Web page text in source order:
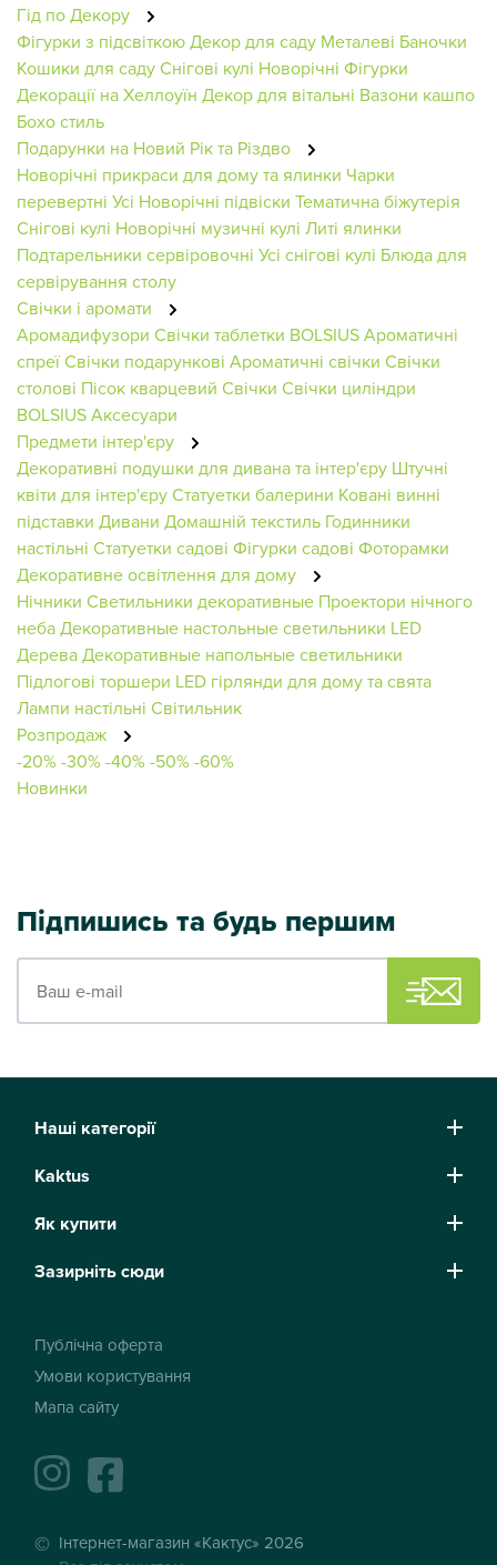
Гід по Декору
Фігурки з підсвіткоюДекор для саду Металеві Баночки
Кошики для садуСнігові кулі Новорічні Фігурки
Декорації на Хеллоуїн Декор для вітальні Вазони кашпо
Бохо стиль
Подарунки на Новий Рік та Різдво
Новорічні прикраси для дому та ялинки Чарки
перевертні Усі Новорічні підвіски Тематична біжутерія
Снігові кулі Новорічні музичні кулі Литі ялинки
Подтарельники сервіровочні Усі снігові кулі Блюда для
сервірування столу
Свічки і аромати
Аромадифузори Свічки таблетки BOLSIUSАроматичні
спреїСвічки подарункові Ароматичні свічки Свічки
столові Пісок кварцевий Свічки Свічки циліндри
BOLSIUSАксесуари
Предмети інтер'єру
Декоративні подушки для дивана та інтер'єру Штучні
квіти для інтер'єруСтатуетки балерини Ковані винні
підставки Дивани Домашній текстиль Годинники
настільні Статуетки садові Фігурки садові Фоторамки
Декоративне освітлення для дому
Нічники Светильники декоративные Проектори нічного
небаДекоративные настольные светильники LED
ДереваДекоративные напольные светильники
Підлогові торшери LED гірлянди для дому та свята
Лампи настільні Світильник
Розпродаж
-20%-30%-40%-50%-60%
Новинки
Підпишись та будь першим
Наші категорії
Kaktus
Як купити
Зазирніть сюди
Публічна оферта
Умови користування
Мапа сайту
instagramfacebook
Інтернет-магазин «Кактус» 2026